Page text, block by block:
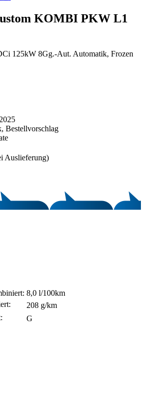
KOMBI PKW L1
125kW 8Gg.-Aut. Automatik, Frozen
Bestellvorschlag
Auslieferung)
8,0 l/100km
208 g/km
G